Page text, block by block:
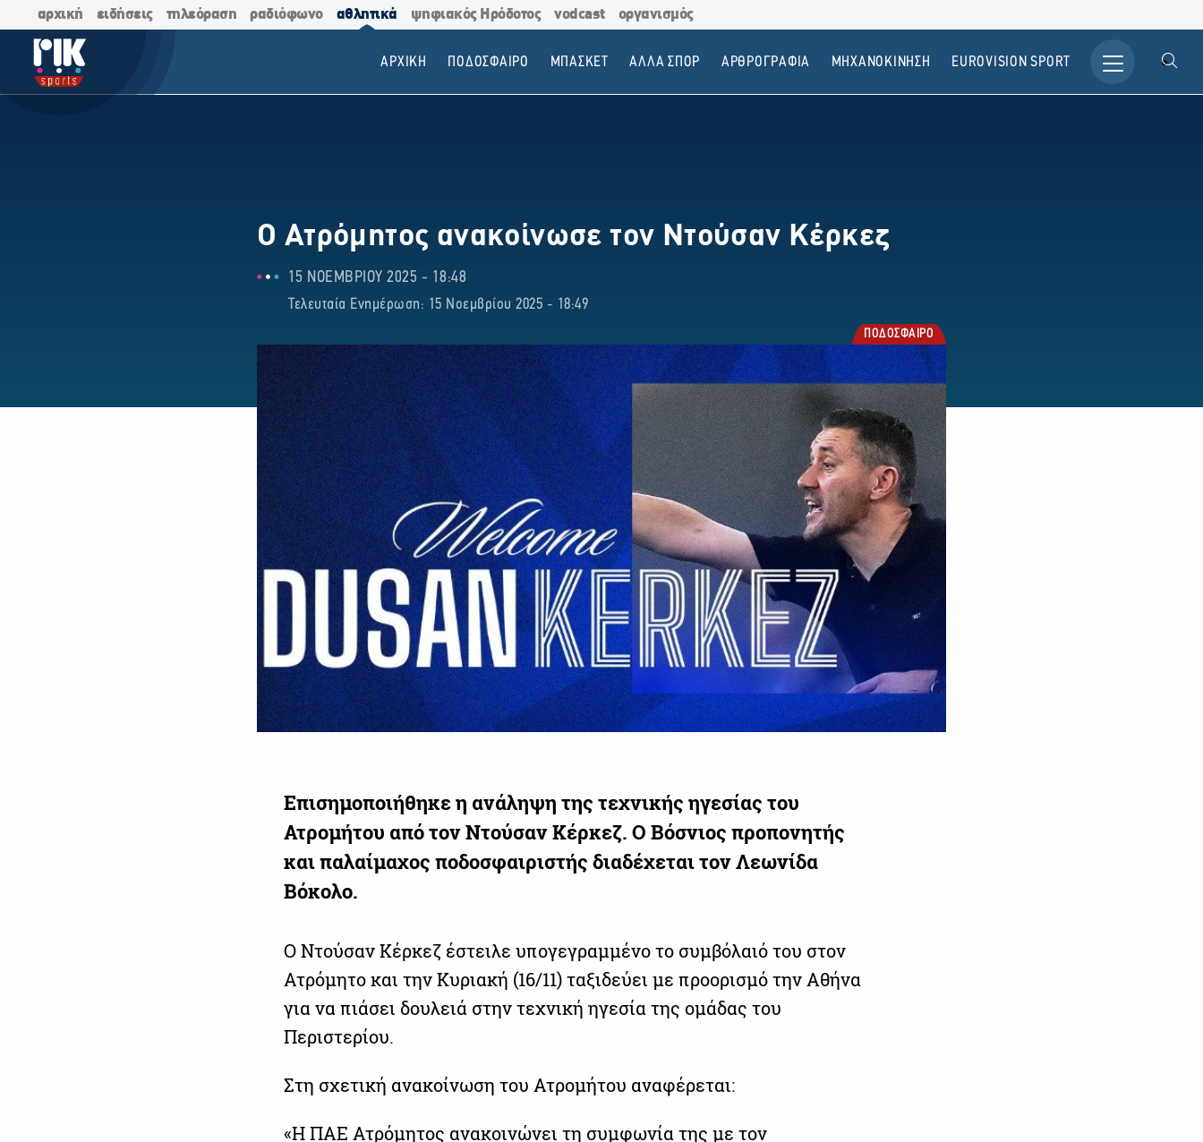
αρχική ειδήσεις τηλεόραση ραδιόφωνο αθλητικά ψηφιακός Ηρόδοτος vodcast οργανισμός
ΑΡΧΙΚΗ ΠΟΔΟΣΦΑΙΡΟ ΜΠΑΣΚΕΤ ΑΛΛΑ ΣΠΟΡ ΑΡΘΡΟΓΡΑΦΙΑ ΜΗΧΑΝΟΚΙΝΗΣΗ ΕUROVISION SPORT
Ο Ατρόμητος ανακοίνωσε τον Ντούσαν Κέρκεζ
15 ΝΟΕΜΒΡΙΟΥ 2025 - 18:48
Τελευταία Ενημέρωση: 15 Νοεμβρίου 2025 - 18:49
ΠΟΔΟΣΦΑΙΡΟ
Επισημοποιήθηκε η ανάληψη της τεχνικής ηγεσίας του
Ατρομήτου από τον Ντούσαν Κέρκεζ. Ο Βόσνιος προπονητής
και παλαίμαχος ποδοσφαιριστής διαδέχεται τον Λεωνίδα
Βόκολο.
Ο Ντούσαν Κέρκεζ έστειλε υπογεγραμμένο το συμβόλαιό του στον
Ατρόμητο και την Κυριακή (16/11) ταξιδεύει με προορισμό την Αθήνα
για να πιάσει δουλειά στην τεχνική ηγεσία της ομάδας του
Περιστερίου.
Στη σχετική ανακοίνωση του Ατρομήτου αναφέρεται:
«H ΠΑΕ Ατρόμητος ανακοινώνει τη συμφωνία της με τον